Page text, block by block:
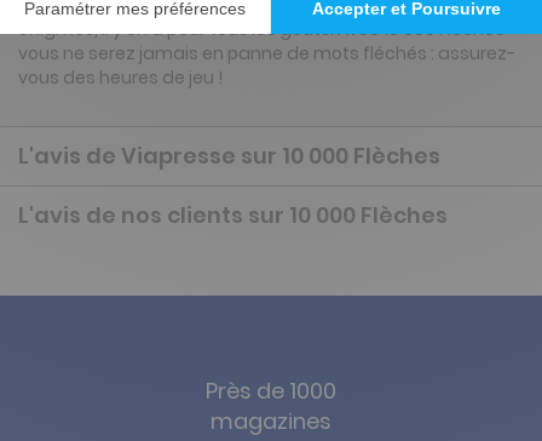
de grilles grand format de niveau 3 : simples, à photos ou à
énigmes, il y en a pour tous les goûts. Avec 10 000 Flèches
vous ne serez jamais en panne de mots fléchés : assurez-
vous des heures de jeu !
L'avis de Viapresse sur 10 000 Flèches
L'avis de nos clients sur 10 000 Flèches
Près de 1000
magazines